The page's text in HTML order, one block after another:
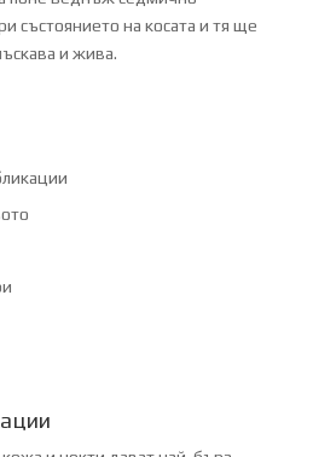
състоянието на косата и тя ще
и жива.